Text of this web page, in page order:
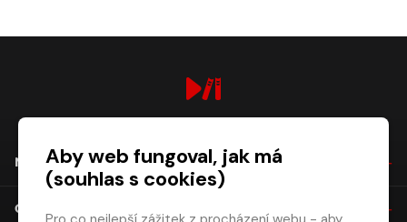
NÁKUP
O SPOLEČNOSTI
Aby web fungoval, jak má
(souhlas s cookies)